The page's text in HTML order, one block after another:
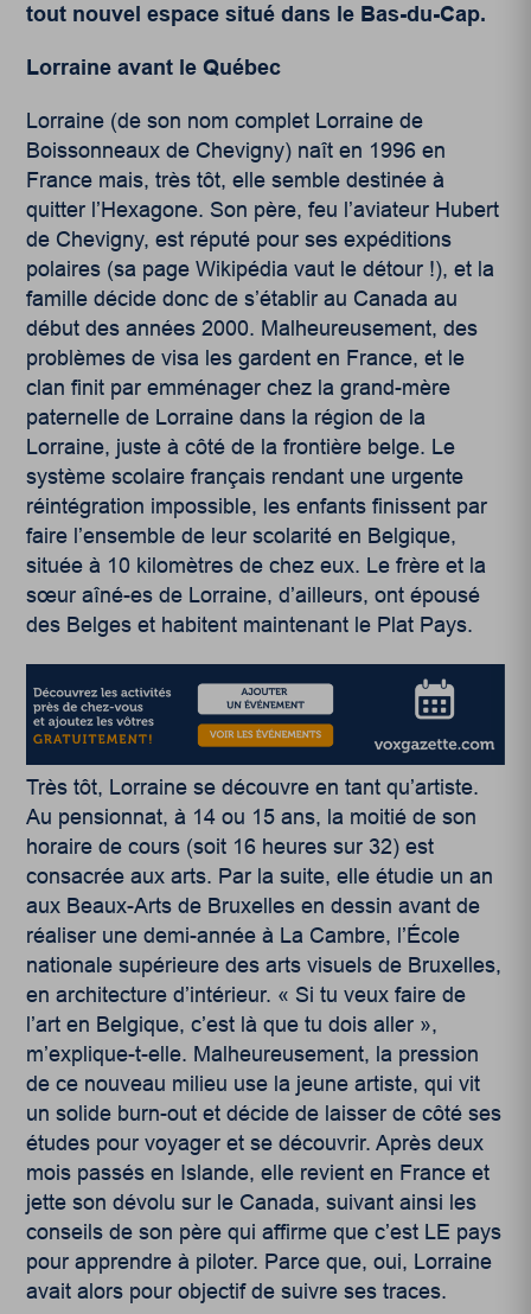
tout nouvel espace situé dans le Bas-du-Cap.
Lorraine avant le Québec
Lorraine (de son nom complet Lorraine de
Boissonneaux de Chevigny) naît en 1996 en
France mais, très tôt, elle semble destinée à
quitter l’Hexagone. Son père, feu l’aviateur Hubert
de Chevigny, est réputé pour ses expéditions
polaires (sa page Wikipédia vaut le détour !), et la
famille décide donc de s’établir au Canada au
début des années 2000. Malheureusement, des
problèmes de visa les gardent en France, et le
clan finit par emménager chez la grand-mère
paternelle de Lorraine dans la région de la
Lorraine, juste à côté de la frontière belge. Le
système scolaire français rendant une urgente
réintégration impossible, les enfants finissent par
faire l’ensemble de leur scolarité en Belgique,
située à 10 kilomètres de chez eux. Le frère et la
sœur aîné-es de Lorraine, d’ailleurs, ont épousé
des Belges et habitent maintenant le Plat Pays.
Très tôt, Lorraine se découvre en tant qu’artiste.
Au pensionnat, à 14 ou 15 ans, la moitié de son
horaire de cours (soit 16 heures sur 32) est
consacrée aux arts. Par la suite, elle étudie un an
aux Beaux-Arts de Bruxelles en dessin avant de
réaliser une demi-année à La Cambre, l’École
nationale supérieure des arts visuels de Bruxelles,
en architecture d’intérieur. « Si tu veux faire de
l’art en Belgique, c’est là que tu dois aller »,
m’explique-t-elle. Malheureusement, la pression
de ce nouveau milieu use la jeune artiste, qui vit
un solide burn-out et décide de laisser de côté ses
études pour voyager et se découvrir. Après deux
mois passés en Islande, elle revient en France et
jette son dévolu sur le Canada, suivant ainsi les
conseils de son père qui affirme que c’est LE pays
pour apprendre à piloter. Parce que, oui, Lorraine
avait alors pour objectif de suivre ses traces.